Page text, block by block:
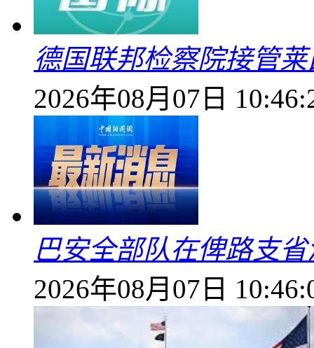
德国联邦检察院接管
2026年08月07日
巴安全部队在俾路支
2026年08月07日